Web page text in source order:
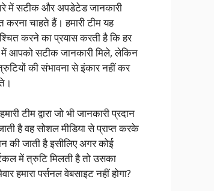
में सटीक और अपडेटेड जानकारी
करना चाहते हैं। हमारी टीम यह
करने का प्रयास करती है कि हर
आपको सटीक जानकारी मिले, लेकिन
की संभावना से इंकार नहीं कर
टीम द्वारा जो भी जानकारी प्रदान
है वह सोशल मीडिया से प्राप्त करके
की जाती है इसीलिए अगर कोई
में त्रुटि मिलती है तो उसका
हमारा पर्सनल वेबसाइट नहीं होगा?